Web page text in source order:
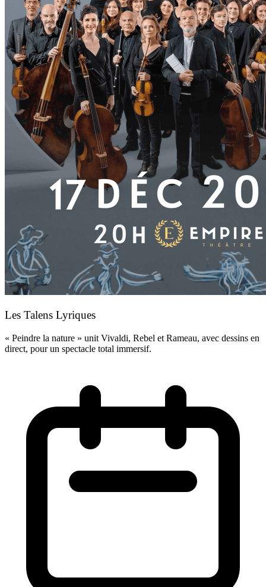
Les Talens Lyriques
« Peindre la nature » unit Vivaldi, Rebel et Rameau, avec dessins en
direct, pour un spectacle total immersif.